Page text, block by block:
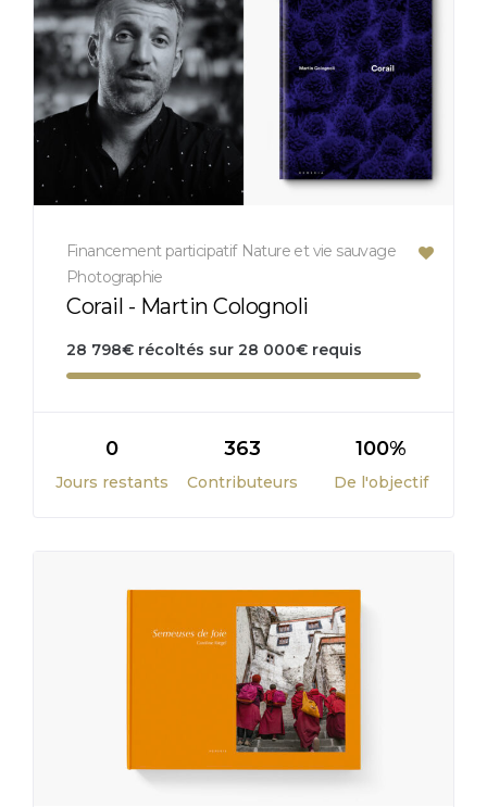
Financement participatif Nature et vie sauvage
Photographie
Corail - Martin Colognoli
28 798€ récoltés sur 28 000€ requis
0
Jours restants
363
Contributeurs
100%
De l'objectif